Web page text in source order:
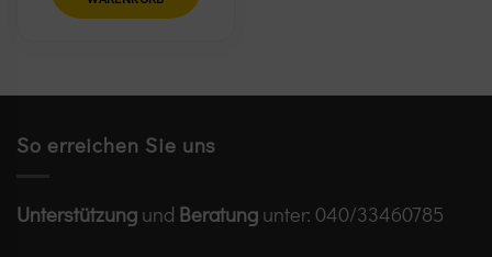
So erreichen Sie uns
Unterstützung und Beratung unter: 040/33460785